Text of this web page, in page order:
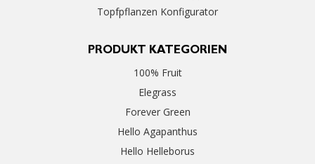
Topfpflanzen Konfigurator
PRODUKT KATEGORIEN
100% Fruit
Elegrass
Forever Green
Hello Agapanthus
Hello Helleborus